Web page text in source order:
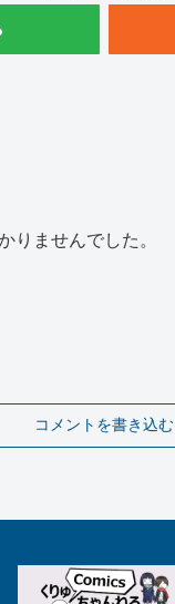
りませんでした。
コメントを書き込む